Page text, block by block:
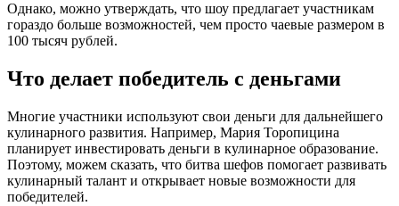
Однако, можно утверждать, что шоу предлагает участникам
гораздо больше возможностей, чем просто чаевые размером в
100 тысяч рублей.
Что делает победитель с деньгами
Многие участники используют свои деньги для дальнейшего
кулинарного развития. Например, Мария Торопицина
планирует инвестировать деньги в кулинарное образование.
Поэтому, можем сказать, что битва шефов помогает развивать
кулинарный талант и открывает новые возможности для
победителей.